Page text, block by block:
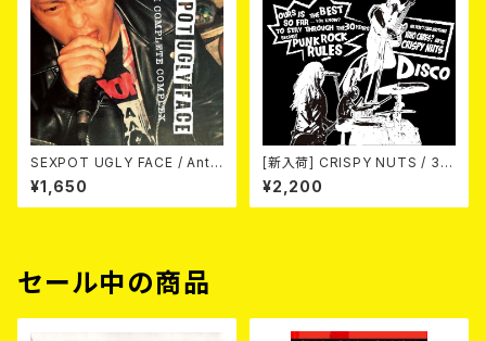
SEXPOT UGLY FACE / Anti
¥1,650
[新入荷] CRISPY NUTS / 30t
h Anniversary Vol.2 (7"EP)
¥2,200
セール中の商品